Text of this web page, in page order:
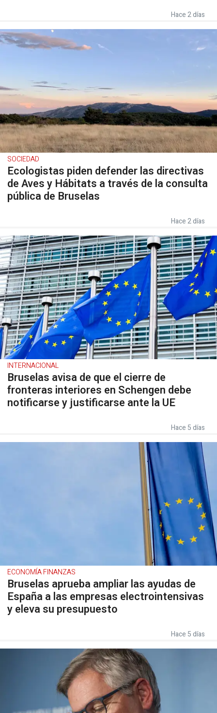
Hace 2 días
SOCIEDAD
Ecologistas piden defender las directivas
de Aves y Hábitats a través de la consulta
pública de Bruselas
Hace 2 días
INTERNACIONAL
Bruselas avisa de que el cierre de
fronteras interiores en Schengen debe
notificarse y justificarse ante la UE
Hace 5 días
ECONOMÍA FINANZAS
Bruselas aprueba ampliar las ayudas de
España a las empresas electrointensivas
y eleva su presupuesto
Hace 5 días